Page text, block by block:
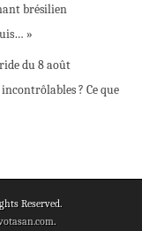
brésilien
»
du 8 août
? Ce que
Reserved.
.